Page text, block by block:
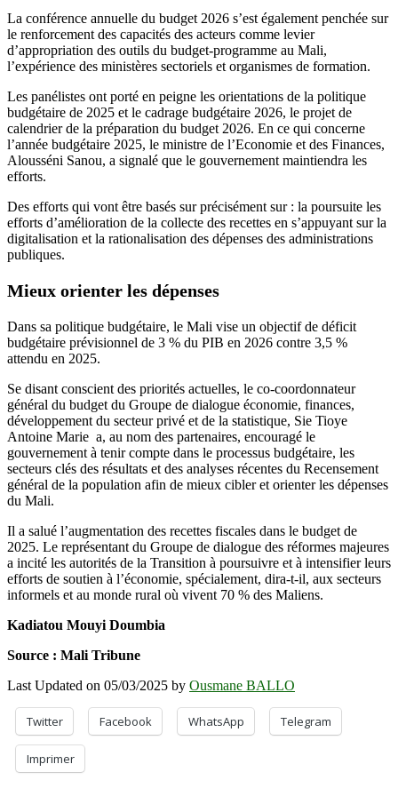
La conférence annuelle du budget 2026 s’est également penchée sur
le renforcement des capacités des acteurs comme levier
d’appropriation des outils du budget-programme au Mali,
l’expérience des ministères sectoriels et organismes de formation.
Les panélistes ont porté en peigne les orientations de la politique
budgétaire de 2025 et le cadrage budgétaire 2026, le projet de
calendrier de la préparation du budget 2026. En ce qui concerne
l’année budgétaire 2025, le ministre de l’Economie et des Finances,
Alousséni Sanou, a signalé que le gouvernement maintiendra les
efforts.
Des efforts qui vont être basés sur précisément sur : la poursuite les
efforts d’amélioration de la collecte des recettes en s’appuyant sur la
digitalisation et la rationalisation des dépenses des administrations
publiques.
Mieux orienter les dépenses
Dans sa politique budgétaire, le Mali vise un objectif de déficit
budgétaire prévisionnel de 3 % du PIB en 2026 contre 3,5 %
attendu en 2025.
Se disant conscient des priorités actuelles, le co-coordonnateur
général du budget du Groupe de dialogue économie, finances,
développement du secteur privé et de la statistique, Sie Tioye
Antoine Marie a, au nom des partenaires, encouragé le
gouvernement à tenir compte dans le processus budgétaire, les
secteurs clés des résultats et des analyses récentes du Recensement
général de la population afin de mieux cibler et orienter les dépenses
du Mali.
Il a salué l’augmentation des recettes fiscales dans le budget de
2025. Le représentant du Groupe de dialogue des réformes majeures
a incité les autorités de la Transition à poursuivre et à intensifier leurs
efforts de soutien à l’économie, spécialement, dira-t-il, aux secteurs
informels et au monde rural où vivent 70 % des Maliens.
Kadiatou Mouyi Doumbia
Source : Mali Tribune
Last Updated on 05/03/2025 by Ousmane BALLO
Twitter Facebook WhatsApp Telegram
Imprimer